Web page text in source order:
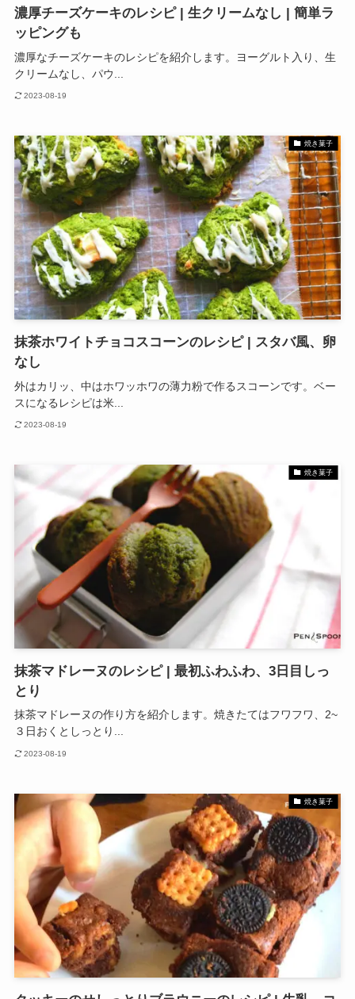
濃厚チーズケーキのレシピ | 生クリームなし | 簡単ラ
ッピングも
濃厚なチーズケーキのレシピを紹介します。ヨーグルト入り、生
クリームなし、パウ...
2023-08-19
焼き菓子
抹茶ホワイトチョコスコーンのレシピ | スタバ風、卵
なし
外はカリッ、中はホワッホワの薄力粉で作るスコーンです。ベー
スになるレシピは米...
2023-08-19
焼き菓子
抹茶マドレーヌのレシピ | 最初ふわふわ、3日目しっ
とり
抹茶マドレーヌの作り方を紹介します。焼きたてはフワフワ、2~
３日おくとしっとり...
2023-08-19
焼き菓子